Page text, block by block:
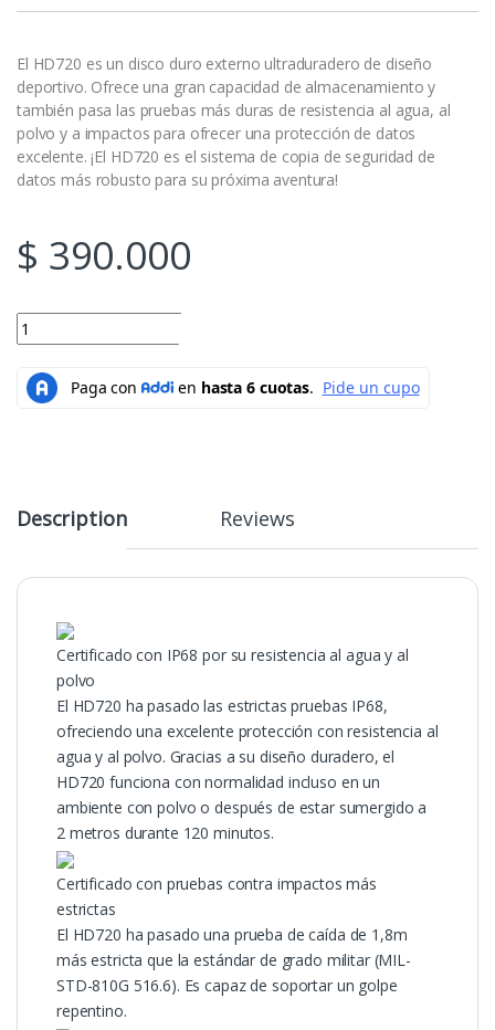
El HD720 es un disco duro externo ultraduradero de diseño
deportivo. Ofrece una gran capacidad de almacenamiento y
también pasa las pruebas más duras de resistencia al agua, al
polvo y a impactos para ofrecer una protección de datos
excelente. ¡El HD720 es el sistema de copia de seguridad de
datos más robusto para su próxima aventura!
$ 390.000
DISCO EXTERNO ADATA ANTIGOLPES 2Tb HD720 PRO quantity
Description Reviews
Certificado con IP68 por su resistencia al agua y al
polvo
El HD720 ha pasado las estrictas pruebas IP68,
ofreciendo una excelente protección con resistencia al
agua y al polvo. Gracias a su diseño duradero, el
HD720 funciona con normalidad incluso en un
ambiente con polvo o después de estar sumergido a
2 metros durante 120 minutos.
Certificado con pruebas contra impactos más
estrictas
El HD720 ha pasado una prueba de caída de 1,8m
más estricta que la estándar de grado militar (MIL-
STD-810G 516.6). Es capaz de soportar un golpe
repentino.